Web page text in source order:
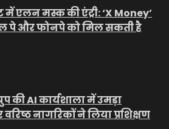
एलन मस्क की एंट्री: ‘X Money’
और फोनपे को मिल सकती है
की AI कार्यशाला में उमड़ा
नागरिकों ने लिया प्रशिक्षण